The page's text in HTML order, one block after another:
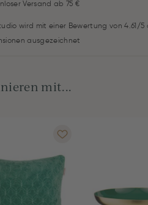
Versand ab 75 €
wird mit einer Bewertung von 4.61/
ausgezeichnet
mit...